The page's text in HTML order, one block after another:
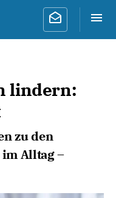
lindern:
zu den
Alltag –